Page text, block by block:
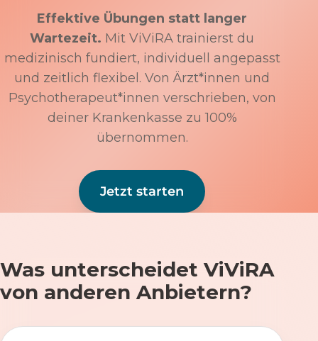
Effektive Übungen statt langer
Wartezeit. Mit ViViRA trainierst du
medizinisch fundiert, individuell angepasst
und zeitlich flexibel. Von Ärzt*innen und
Psychotherapeut*innen verschrieben, von
deiner Krankenkasse zu 100%
übernommen.
Jetzt starten
Was unterscheidet ViViRA
von anderen Anbietern?